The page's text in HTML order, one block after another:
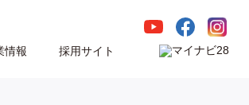
情報 採用サイト